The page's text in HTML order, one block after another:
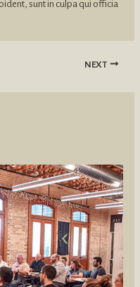
sunt in culpa qui officia
NEXT